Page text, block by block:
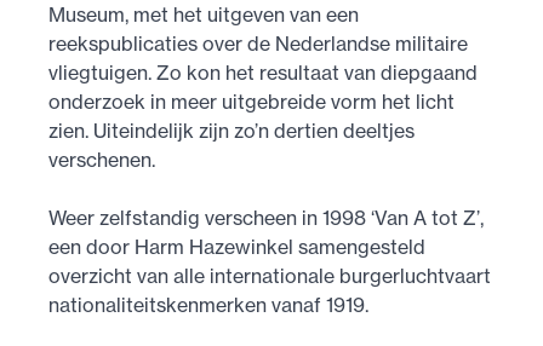
Museum, met het uitgeven van een
reekspublicaties over de Nederlandse militaire
vliegtuigen. Zo kon het resultaat van diepgaand
onderzoek in meer uitgebreide vorm het licht
zien. Uiteindelijk zijn zo’n dertien deeltjes
verschenen.
Weer zelfstandig verscheen in 1998 ‘Van A tot Z’,
een door Harm Hazewinkel samengesteld
overzicht van alle internationale burgerluchtvaart
nationaliteits­kenmerken vanaf 1919.